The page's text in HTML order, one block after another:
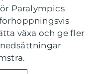
Paralympics
växa och ge fler